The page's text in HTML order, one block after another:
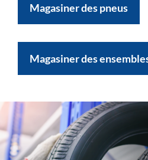
Magasiner des pneus
Magasiner des